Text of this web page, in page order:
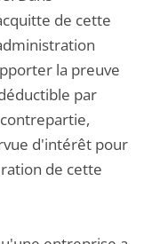
de cette
la preuve
par
d'intérêt pour
de cette